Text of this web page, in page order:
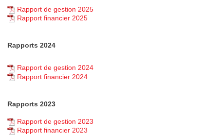
Rapport de gestion 2025
Rapport financier 2025
Rapports 2024
Rapport de gestion 2024
Rapport financier 2024
Rapports 2023
Rapport de gestion 2023
Rapport financier 2023